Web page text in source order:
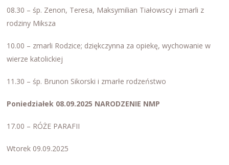
08.30 – śp. Zenon, Teresa, Maksymilian Tiałowscy i zmarli z
rodziny Miksza
10.00 – zmarli Rodzice; dziękczynna za opiekę, wychowanie w
wierze katolickiej
11.30 – śp. Brunon Sikorski i zmarłe rodzeństwo
Poniedziałek 08.09.2025 NARODZENIE NMP
17.00 – RÓŻE PARAFII
Wtorek 09.09.2025